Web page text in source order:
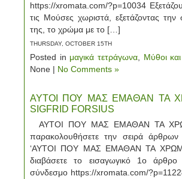
https://xromata.com/?p=10034
τις Μούσες χωριστά, εξετάζοντας
της, το χρώμα με το […]
THURSDAY, OCTOBER 15TH
Posted in μαγικά τετράγωνα Μύθοι
None | No Comments »
ΑΥΤΟΙ ΠΟΥ ΜΑΣ ΕΜΑΘΑΝ ΤΑ
SIGFRID FORSIUS
ΑΥΤΟΙ ΠΟΥ ΜΑΣ ΕΜΑΘΑΝ ΤΑ
παρακολουθήσετε την σειρά άρθρων
‘ΑΥΤΟΙ ΠΟΥ ΜΑΣ ΕΜΑΘΑΝ ΤΑ
διαβάσετε τo εισαγωγικό 1ο
σύνδεσμο https://xromata.com/